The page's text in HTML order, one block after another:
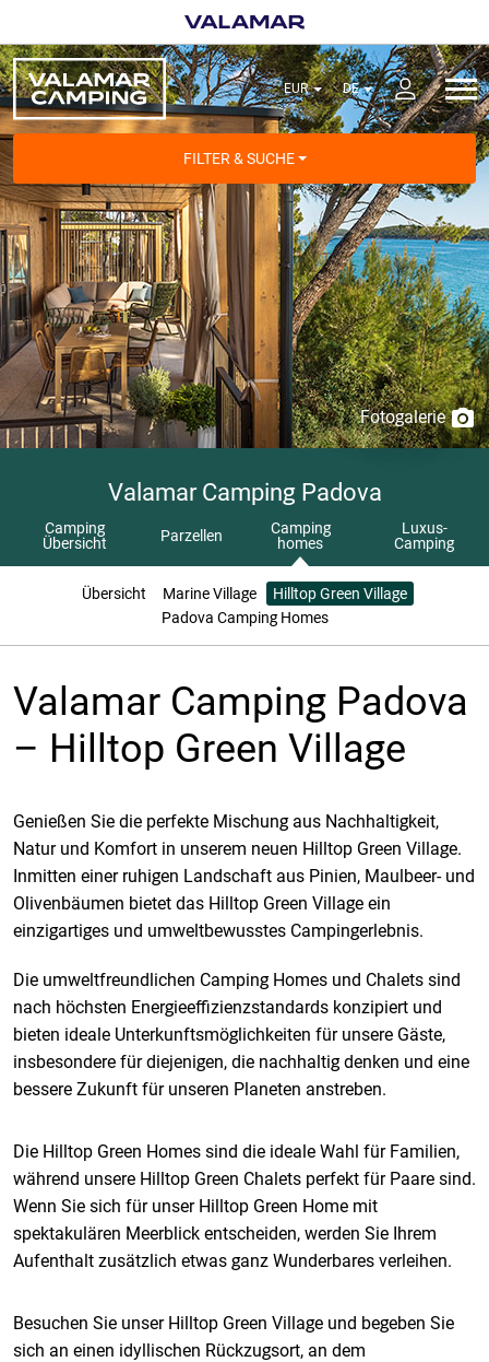
FILTER & SUCHE
Fotogalerie
Valamar Camping Padova
Camping
Übersicht
Parzellen
Camping
homes
Luxus-
Camping
Übersicht Marine Village
Hilltop Green Village
Padova Camping Homes
Valamar Camping Padova
– Hilltop Green Village
Genießen Sie die perfekte Mischung aus Nachhaltigkeit,
Natur und Komfort in unserem neuen Hilltop Green Village.
Inmitten einer ruhigen Landschaft aus Pinien, Maulbeer- und
Olivenbäumen bietet das Hilltop Green Village ein
einzigartiges und umweltbewusstes Campingerlebnis.
Die umweltfreundlichen Camping Homes und Chalets sind
nach höchsten Energieeffizienzstandards konzipiert und
bieten ideale Unterkunftsmöglichkeiten für unsere Gäste,
insbesondere für diejenigen, die nachhaltig denken und eine
bessere Zukunft für unseren Planeten anstreben.
Die Hilltop Green Homes sind die ideale Wahl für Familien,
während unsere Hilltop Green Chalets perfekt für Paare sind.
Wenn Sie sich für unser Hilltop Green Home mit
spektakulären Meerblick entscheiden, werden Sie Ihrem
Aufenthalt zusätzlich etwas ganz Wunderbares verleihen.
Besuchen Sie unser Hilltop Green Village und begeben Sie
sich an einen idyllischen Rückzugsort, an dem